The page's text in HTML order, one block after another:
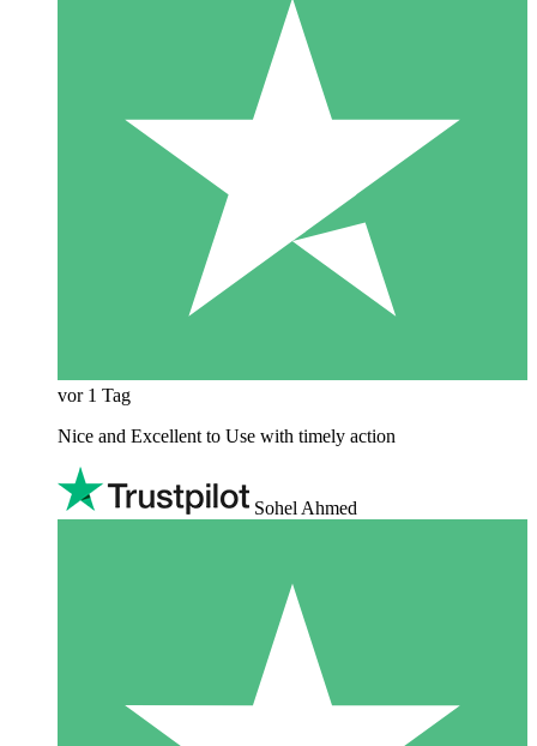
vor 1 Tag
Nice and Excellent to Use with timely action
Sohel Ahmed